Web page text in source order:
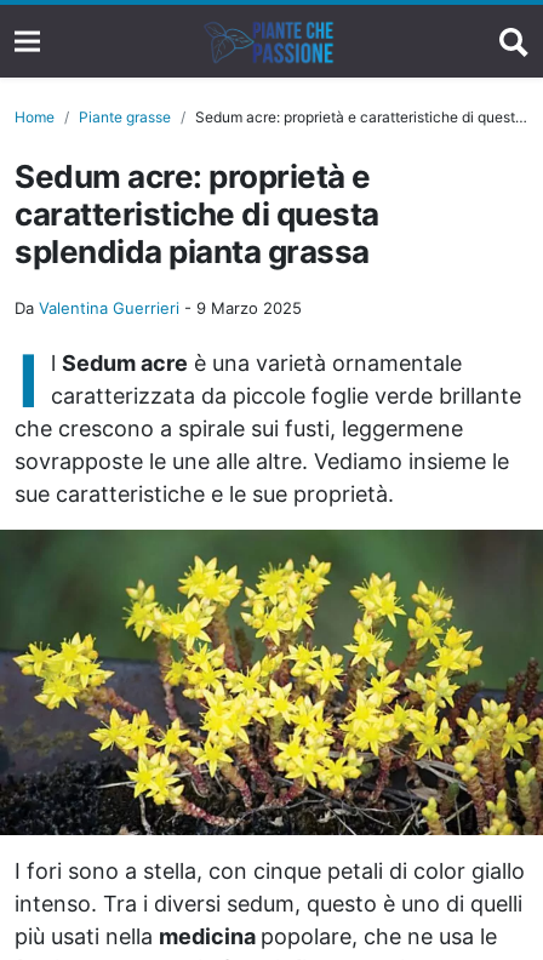
Home Piante grasse Sedum acre: proprietà e caratteristiche di questa splendida pianta grassa
Sedum acre: proprietà e
caratteristiche di questa
splendida pianta grassa
Da Valentina Guerrieri - 9 Marzo 2025
I l Sedum acre è una varietà ornamentale
caratterizzata da piccole foglie verde brillante
che crescono a spirale sui fusti, leggermene
sovrapposte le une alle altre. Vediamo insieme le
sue caratteristiche e le sue proprietà.
I fori sono a stella, con cinque petali di color giallo
intenso. Tra i diversi sedum, questo è uno di quelli
più usati nella medicina popolare, che ne usa le